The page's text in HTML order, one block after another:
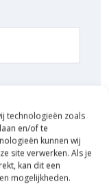
technologieën zoals
en/of te
kunnen wij
site verwerken. Als je
kan dit een
mogelijkheden.